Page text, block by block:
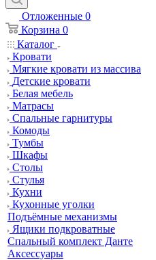
Отложенные 0
Корзина 0
Каталог
Кровати
Мягкие кровати из массива
Детские кровати
Белая мебель
Матрасы
Спальные гарнитуры
Комоды
Тумбы
Шкафы
Столы
Стулья
Кухни
Кухонные уголки
Подъёмные механизмы
Ящики подкроватные
Спальный комплект Данте
Аксессуары